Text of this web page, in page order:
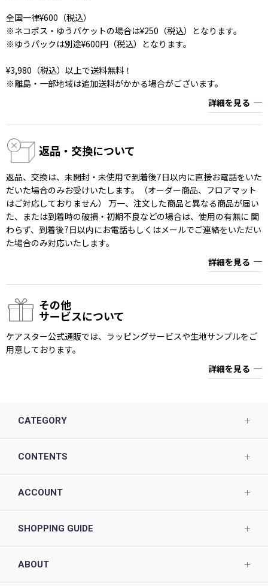
全国一律¥600（税込）
※ネコポス・ゆうパケットの場合は¥250（税込）となります。
※ゆうパックは別途¥600円（税込）となります。
¥3,980（税込）以上で送料無料！
※離島・一部地域は追加送料がかかる場合がございます。
詳細を見る
返品・交換について
返品、交換は、未開封・未使用で到着後7日以内に直接お電話をいた
だいた場合のみお受けいたします。（オーダー商品、フロアマット
はご対応しておりません） 万一、注文した商品と異なる商品が届い
た、または到着時の破損・初期不良などの場合は、使用の有無に 関
わらず、到着後7日以内にお電話もしくはメールでご連絡をいただい
た場合のみ対応いたします。
詳細を見る
その他
サービスについて
ケアスター公式通販では、ラッピングサービスや生地サンプルをご
用意しております。
詳細を見る
CATEGORY
CONTENTS
ACCOUNT
SHOPPING GUIDE
ABOUT